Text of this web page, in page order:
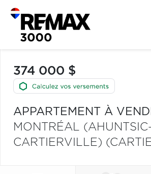
374 000 $
APPARTEMENT À
MONTRÉAL
CARTIERVILLE)